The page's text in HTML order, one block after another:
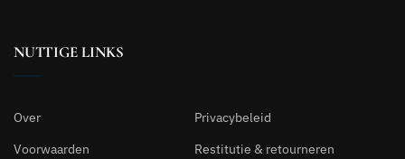
NUTTIGE LINKS
Over
Privacybeleid
Voorwaarden
Restitutie & retourneren